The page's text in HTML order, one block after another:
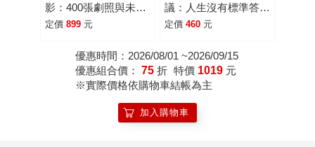
影：400張劇照與未公
開訪談，重現經典，哪
「奉式」細節？
定價 899 元
議：人生沒有標準答
案，在做任何決定前，
可以活出自己的版本。
定價 460 元
優惠時間：2026/08/01 ~2026/09/15
優惠組合價： 75 折 特價 1019 元
※實際價格依購物車結帳為主
加入購物車